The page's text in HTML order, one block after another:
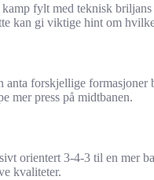
fylt med teknisk
kan gi viktige hint om
forskjellige formasjoner
mer press på midtbanen.
orientert 3-4-3 til en mer
kvaliteter.